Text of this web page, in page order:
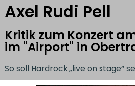
Axel Rudi Pell
Kritik zum Konzert
im "Airport" in
So soll Hardrock „live on stage“